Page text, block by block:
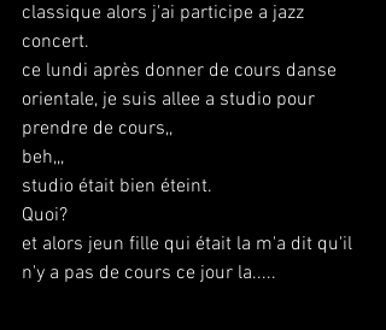
classique alors j'ai participe a jazz
concert.
ce lundi après donner de cours danse
orientale, je suis allee a studio pour
prendre de cours,,
beh,,,
studio était bien éteint.
Quoi?
et alors jeun fille qui était la m'a dit qu'il
n'y a pas de cours ce jour la.....